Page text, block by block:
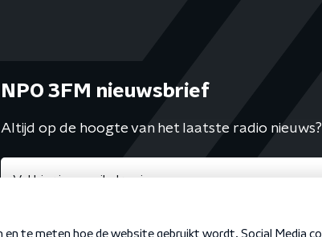
NPO 3FM nieuwsbrief
Altijd op de hoogte van het laatste radio nieuws?